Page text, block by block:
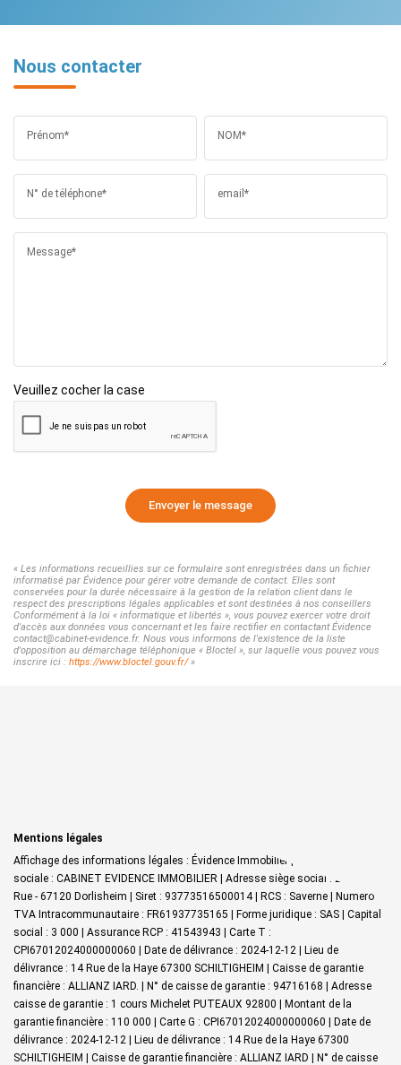
Nous contacter
Prénom* NOM*
N° de téléphone* email*
Message*
Veuillez cocher la case
Envoyer le message
« Les informations recueillies sur ce formulaire sont enregistrées dans un fichier
informatisé par Évidence pour gérer votre demande de contact. Elles sont
conservées pour la durée nécessaire à la gestion de la relation client dans le
respect des prescriptions légales applicables et sont destinées à nos conseillers
Conformément à la loi « informatique et libertés », vous pouvez exercer votre droit
d'accès aux données vous concernant et les faire rectifier en contactant Évidence
contact@cabinet-evidence.fr. Nous vous informons de l'existence de la liste
d'opposition au démarchage téléphonique « Bloctel », sur laquelle vous pouvez vous
inscrire ici : https://www.bloctel.gouv.fr/»
Mentions légales
Affichage des informations légales : Évidence Immobilier | Raison
sociale : CABINET EVIDENCE IMMOBILIER | Adresse siège social : 27 Grand
Rue - 67120 Dorlisheim | Siret : 93773516500014 | RCS : Saverne | Numero
TVA Intracommunautaire : FR61937735165 | Forme juridique : SAS | Capital
social : 3 000 | Assurance RCP : 41543943 | Carte T :
CPI67012024000000060 | Date de délivrance : 2024-12-12 | Lieu de
délivrance : 14 Rue de la Haye 67300 SCHILTIGHEIM | Caisse de garantie
financière : ALLIANZ IARD. | N° de caisse de garantie : 94716168 | Adresse
caisse de garantie : 1 cours Michelet PUTEAUX 92800 | Montant de la
garantie financière : 110 000 | Carte G : CPI67012024000000060 | Date de
délivrance : 2024-12-12 | Lieu de délivrance : 14 Rue de la Haye 67300
SCHILTIGHEIM | Caisse de garantie financière : ALLIANZ IARD | N° de caisse